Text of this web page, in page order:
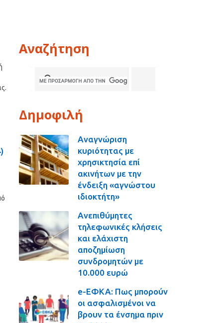
Αναζήτηση
Δημοφιλή
Αναγνώριση
κυριότητας με
χρησικτησία επί
ακινήτων με την
ένδειξη «αγνώστου
ιδιοκτήτη»
Ανεπιθύμητες
τηλεφωνικές κλήσεις
και ελάχιστη
αποζημίωση
συνδρομητών με
10.000 ευρώ
e-ΕΦΚΑ: Πως μπορούν
οι ασφαλισμένοι να
βρουν τα ένσημα πριν